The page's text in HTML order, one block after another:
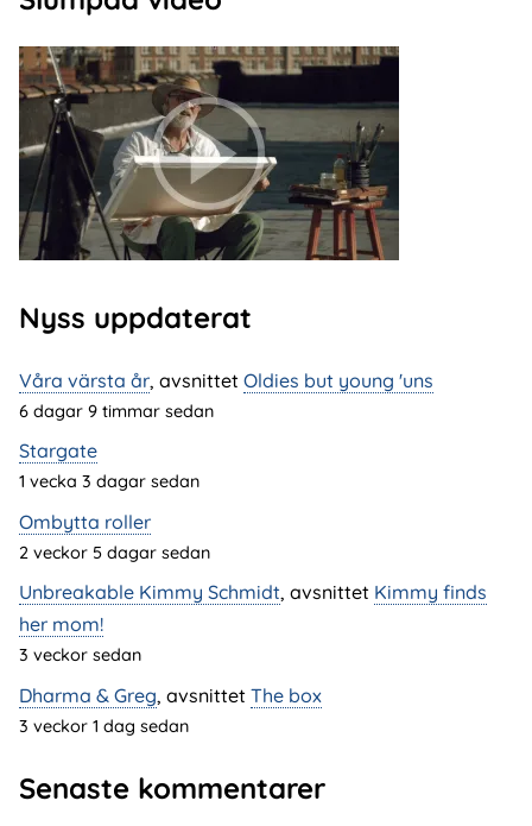
Nyss uppdaterat
Våra värsta år, avsnittet Oldies but young 'uns
6 dagar 9 timmar sedan
Stargate
1 vecka 3 dagar sedan
Ombytta roller
2 veckor 5 dagar sedan
Unbreakable Kimmy Schmidt, avsnittet Kimmy finds
her mom!
3 veckor sedan
Dharma & Greg, avsnittet The box
3 veckor 1 dag sedan
Senaste kommentarer